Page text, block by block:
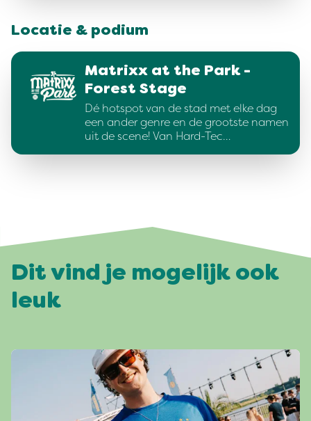
Locatie & podium
Matrixx at the Park -
Forest Stage
Dé hotspot van de stad met elke dag
een ander genre en de grootste namen
uit de scene! Van Hard-Tec…
Dit vind je mogelijk ook
leuk